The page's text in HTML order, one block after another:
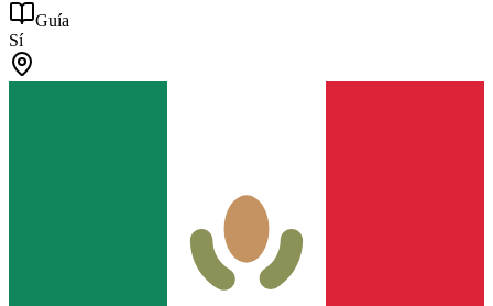
Guía
Sí